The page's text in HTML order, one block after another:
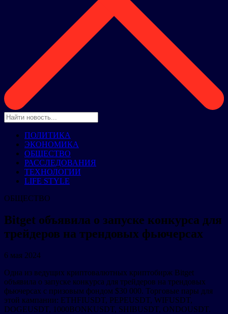
ПОЛИТИКА
ЭКОНОМИКА
ОБЩЕСТВО
РАССЛЕДОВАНИЯ
ТЕХНОЛОГИИ
LIFE STYLE
ОБЩЕСТВО
Bitget объявила о запуске конкурса для
трейдеров на трендовых фьючерсах
6 мая 2024
Одна из ведущих криптовалютных криптобирж Bitget
объявила о запуске конкурса для трейдеров на трендовых
фьючерсах с призовым фондом $30 000. Торговые пары для
этой кампании: ETHFIUSDT, PEPEUSDT, WIFUSDT,
DOGEUSDT, 1000BONKUSDT, SHIBUSDT, ONDOUSDT.